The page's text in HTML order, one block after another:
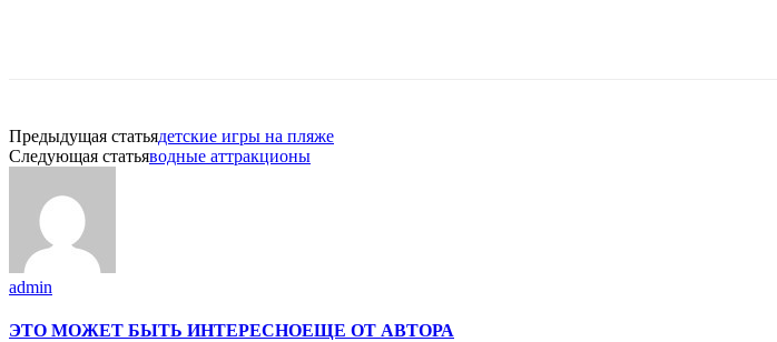
Предыдущая статьядетские игры на пляже
Следующая статьяводные аттракционы
admin
ЭТО МОЖЕТ БЫТЬ ИНТЕРЕСНОЕЩЕ ОТ АВТОРА